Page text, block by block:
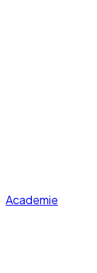
Academie